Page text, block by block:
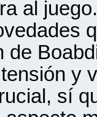
al juego.
de
y
sí